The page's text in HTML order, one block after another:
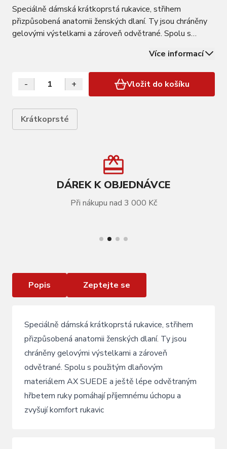
Speciálně dámská krátkoprstá rukavice, střihem
přizpůsobená anatomii ženských dlaní. Ty jsou chráněny
gelovými výstelkami a zároveň odvětrané. Spolu s
odvětraným hřbetem ruky pomáhají příjemnému úchopu a
zvyšují komfort rukavic
Více informací
- + Vložit do košíku
Krátkoprsté
DÁREK K OBJEDNÁVCE
Při nákupu nad 3 000 Kč
Popis Zeptejte se
Speciálně dámská krátkoprstá rukavice, střihem
přizpůsobená anatomii ženských dlaní. Ty jsou
chráněny gelovými výstelkami a zároveň
odvětrané. Spolu s použitým dlaňovým
materiálem AX SUEDE a ještě lépe odvětraným
hřbetem ruky pomáhají příjemnému úchopu a
zvyšují komfort rukavic